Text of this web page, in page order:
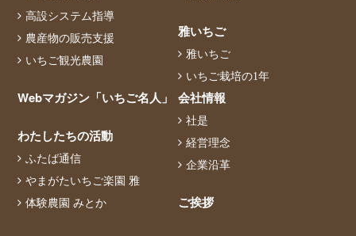
高設システム指導
農産物の販売支援
いちご観光農園
雅いちご
雅いちご
いちご栽培の1年
Webマガジン「いちご名人」
わたしたちの活動
ふたば通信
やまがたいちご楽園 雅
体験農園 みとか
会社情報
社是
経営理念
企業沿革
ご挨拶